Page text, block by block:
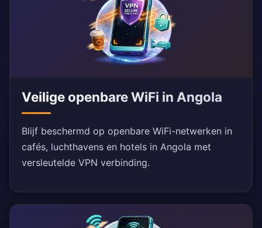
Veilige openbare WiFi in Angola
Blijf beschermd op openbare WiFi-netwerken in
cafés, luchthavens en hotels in Angola met
versleutelde VPN verbinding.